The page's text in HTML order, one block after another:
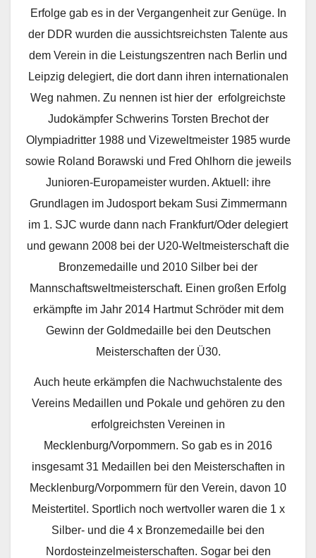
Erfolge gab es in der Vergangenheit zur Genüge. In
der DDR wurden die aussichtsreichsten Talente aus
dem Verein in die Leistungszentren nach Berlin und
Leipzig delegiert, die dort dann ihren internationalen
Weg nahmen. Zu nennen ist hier der erfolgreichste
Judokämpfer Schwerins Torsten Brechot der
Olympiadritter 1988 und Vizeweltmeister 1985 wurde
sowie Roland Borawski und Fred Ohlhorn die jeweils
Junioren-Europameister wurden. Aktuell: ihre
Grundlagen im Judosport bekam Susi Zimmermann
im 1. SJC wurde dann nach Frankfurt/Oder delegiert
und gewann 2008 bei der U20-Weltmeisterschaft die
Bronzemedaille und 2010 Silber bei der
Mannschaftsweltmeisterschaft. Einen großen Erfolg
erkämpfte im Jahr 2014 Hartmut Schröder mit dem
Gewinn der Goldmedaille bei den Deutschen
Meisterschaften der Ü30.
Auch heute erkämpfen die Nachwuchstalente des
Vereins Medaillen und Pokale und gehören zu den
erfolgreichsten Vereinen in
Mecklenburg/Vorpommern. So gab es in 2016
insgesamt 31 Medaillen bei den Meisterschaften in
Mecklenburg/Vorpommern für den Verein, davon 10
Meistertitel. Sportlich noch wertvoller waren die 1 x
Silber- und die 4 x Bronzemedaille bei den
Nordosteinzelmeisterschaften. Sogar bei den